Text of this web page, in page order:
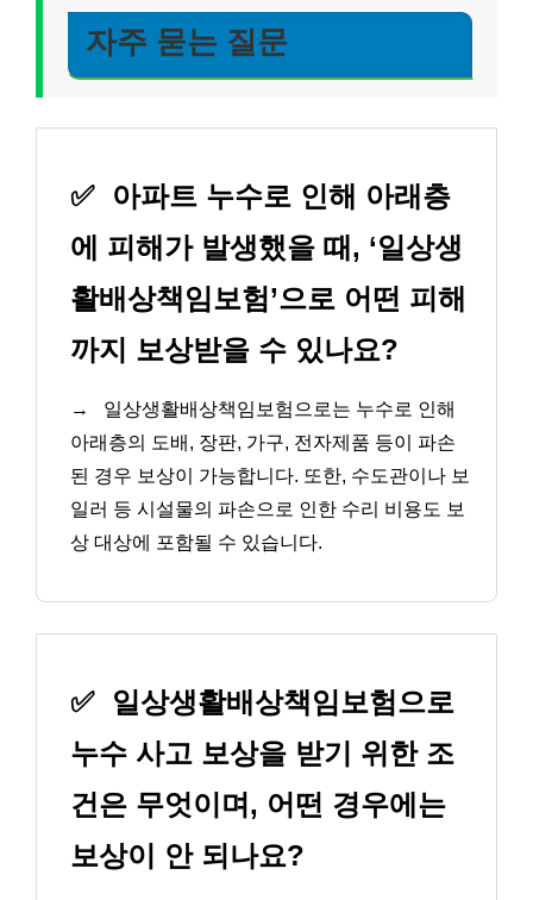
자주 묻는 질문
✅
아파트 누수로 인해 아래층
에 피해가 발생했을 때, ‘일상생
활배상책임보험’으로 어떤 피해
까지 보상받을 수 있나요?
→
일상생활배상책임보험으로는 누수로 인해
아래층의 도배, 장판, 가구, 전자제품 등이 파손
된 경우 보상이 가능합니다. 또한, 수도관이나 보
일러 등 시설물의 파손으로 인한 수리 비용도 보
상 대상에 포함될 수 있습니다.
✅
일상생활배상책임보험으로
누수 사고 보상을 받기 위한 조
건은 무엇이며, 어떤 경우에는
보상이 안 되나요?